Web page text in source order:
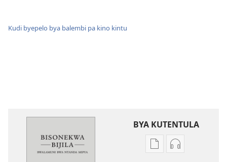
Kudi byepelo bya balembi pa kino kintu
BYA KUTENTULA
MisweloMiswelo